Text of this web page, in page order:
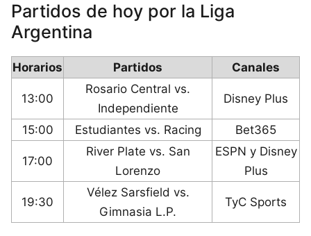
Partidos de hoy por la Liga
Argentina
Horarios Partidos Canales
13:00
Rosario Central vs.
Independiente
Disney Plus
15:00 Estudiantes vs. Racing Bet365
17:00
River Plate vs. San
Lorenzo
ESPN y Disney
Plus
19:30
Vélez Sarsfield vs.
Gimnasia L.P.
TyC Sports